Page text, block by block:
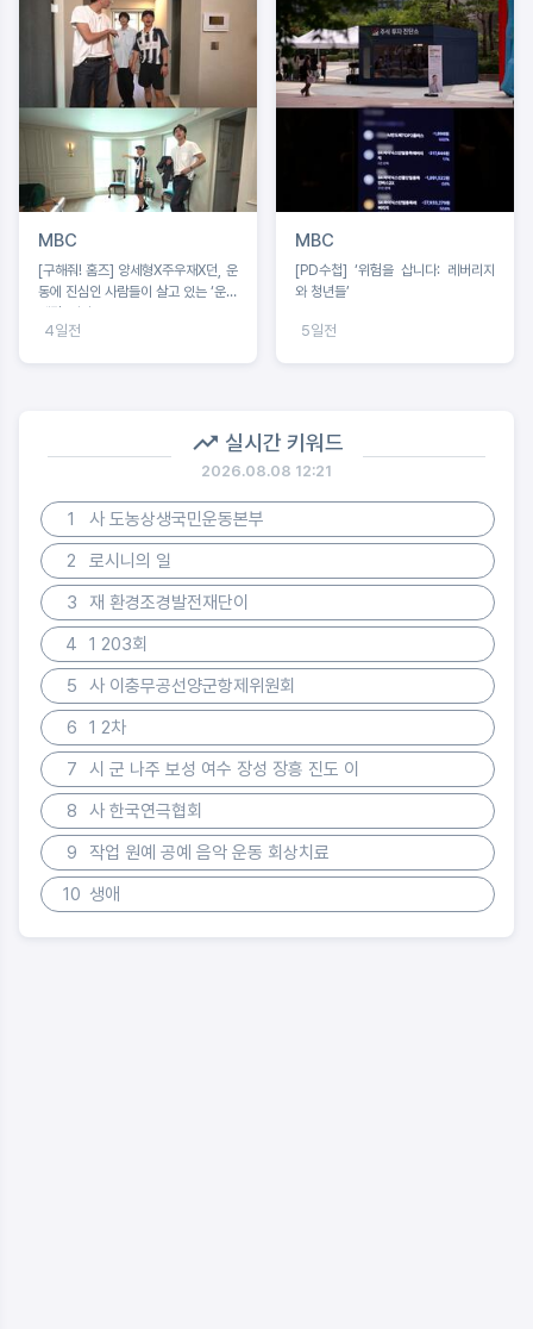
MBC
[구해줘! 홈즈] 양세형X주우재X던, 운
동에 진심인 사람들이 살고 있는 ‘운동
세권’ 임장!
4일전
MBC
[PD수첩] ‘위험을 삽니다: 레버리지
와 청년들’
5일전
실시간 키워드
2026.08.08 12:21
1
사 도농상생국민운동본부
2
로시니의 일
3
재 환경조경발전재단이
4
1 203회
5
사 이충무공선양군항제위원회
6
1 2차
7
시 군 나주 보성 여수 장성 장흥 진도 이
8
사 한국연극협회
9
작업 원예 공예 음악 운동 회상치료
10 생애